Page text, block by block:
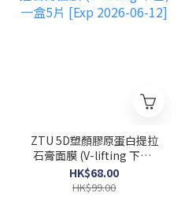
ZTU 5D塑顏膠原蛋白提拉
石膏面膜 (V-lifting 下巴)
一盒5片 [Exp 2026-06-12]
HK$68.00
HK$99.00